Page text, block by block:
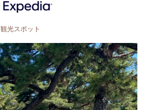
観光スポット